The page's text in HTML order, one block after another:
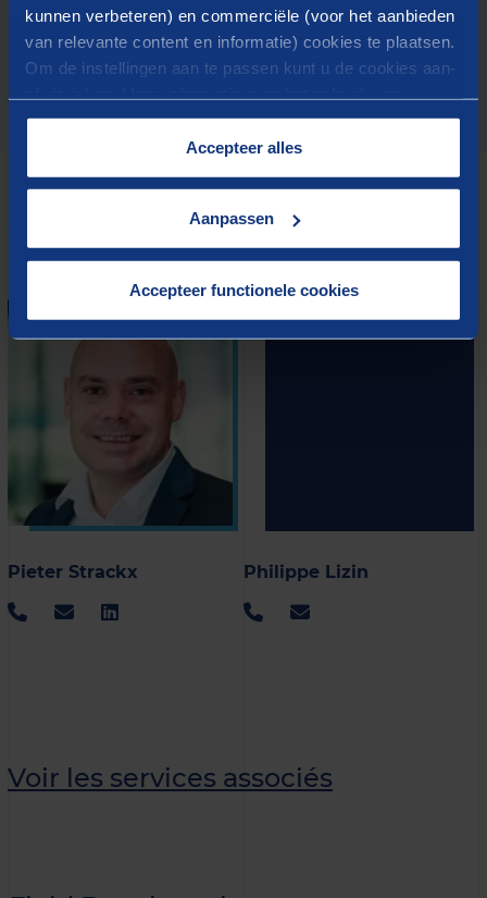
kunnen verbeteren) en commerciële (voor het aanbieden
van relevante content en informatie) cookies te plaatsen.
Om de instellingen aan te passen kunt u de cookies aan-
cookies op onze website treft u in onze
Accepteer alles
Aanpassen
Accepteer functionele cookies
Contactez nos conseillers
Pieter Strackx Philippe Lizin
Voir les services associés